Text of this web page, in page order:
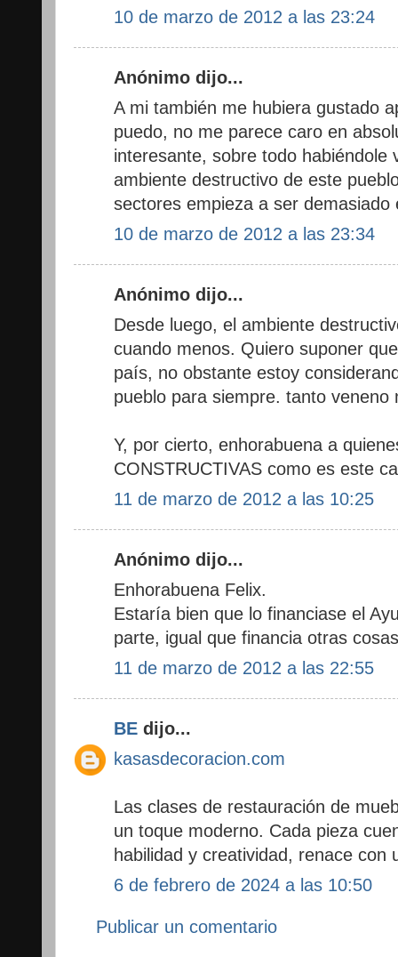
10 de marzo de 2012 a las 23:24
Anónimo dijo...
A mi también me hubiera gustado
puedo, no me parece caro en
interesante, sobre todo habiéndole
ambiente destructivo de este
sectores empieza a ser demasiado
10 de marzo de 2012 a las 23:34
Anónimo dijo...
Desde luego, el ambiente
cuando menos. Quiero suponer
país, no obstante estoy
pueblo para siempre. tanto
Y, por cierto, enhorabuena a
CONSTRUCTIVAS como es este
11 de marzo de 2012 a las 10:25
Anónimo dijo...
Enhorabuena Felix.
Estaría bien que lo financiase el
parte, igual que financia otras
11 de marzo de 2012 a las 22:55
BE dijo...
kasasdecoracion.com
Las clases de restauración de
un toque moderno. Cada pieza
habilidad y creatividad, renace con
6 de febrero de 2024 a las 10:50
Publicar un comentario